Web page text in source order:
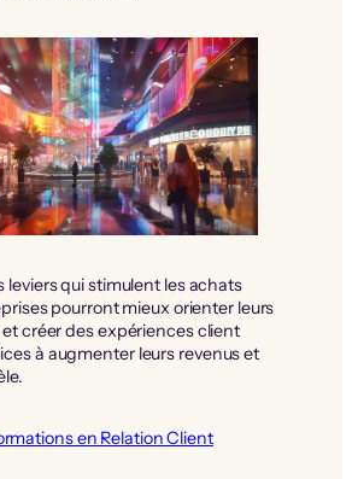
leviers qui stimulent les achats
pourront mieux orienter leurs
créer des expériences client
à augmenter leurs revenus et
en Relation Client